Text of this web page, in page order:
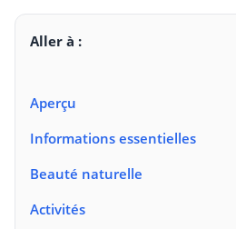
Aller à :
Aperçu
Informations essentielles
Beauté naturelle
Activités